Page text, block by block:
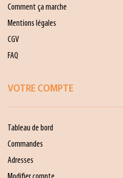
Comment ça marche
Mentions légales
CGV
FAQ
VOTRE COMPTE
Tableau de bord
Commandes
Adresses